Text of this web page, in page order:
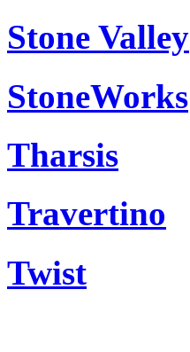
Stone Valley
StoneWorks
Tharsis
Travertino
Twist